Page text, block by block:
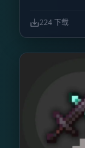
224 下载